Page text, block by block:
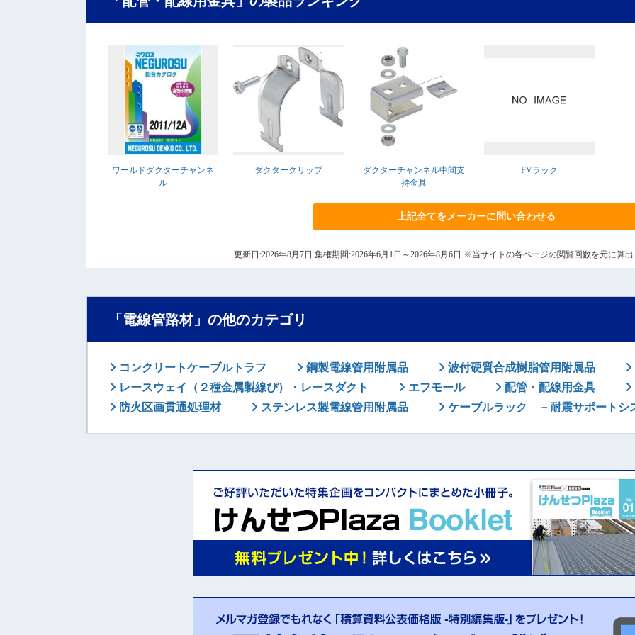
ワールドダクターチャンネ
ル
ダクタークリップ
ダクターチャンネル中間支
持金具
FVラック
上記全てをメーカーに問い合わせる
更新日:2026年8月7日 集権期間:2026年6月1日～2026年8月6日 ※当サイトの各ページの閲覧回数を元に算出
「電線管路材」の他のカテゴリ
コンクリートケーブルトラフ 鋼製電線管用附属品 波付硬質合成樹脂管用附属品
レースウェイ（２種金属製線ぴ）・レースダクト
エフモール 配管・配線用金具
防火区画貫通処理材
ステンレス製電線管用附属品 ケーブルラック －耐震サポートシ